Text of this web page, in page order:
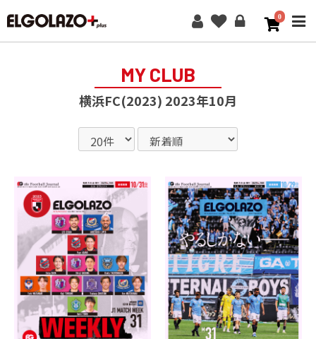
0
MY CLUB
横浜FC(2023) 2023年10月